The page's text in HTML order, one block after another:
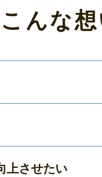
こんな
上させたい